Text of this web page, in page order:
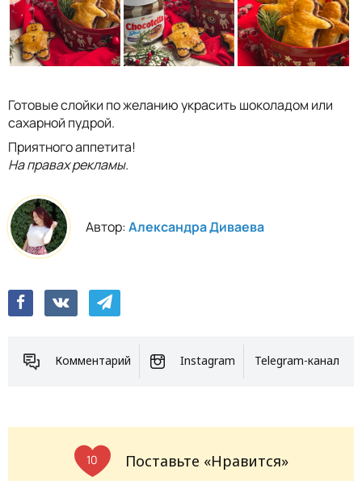
Готовые слойки по желанию украсить шоколадом или
сахарной пудрой.
Приятного аппетита!
На правах рекламы.
Автор:Александра Диваева
Комментарий Instagram Telegram-канал
10 Поставьте «Нравится»